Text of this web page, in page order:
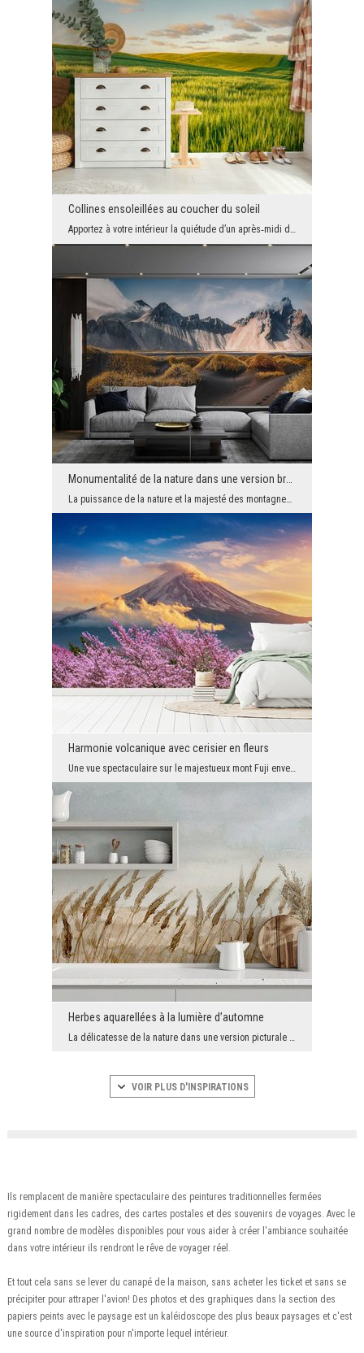
Collines ensoleillées au coucher du soleil
Apportez à votre intérieur la quiétude d’un après‑midi d’été : une fresque murale représentant de...
La puissance de la nature et la majesté des montagnes réunies sur un seul mur. Ce papier peint av...
Harmonie volcanique avec cerisier en fleurs
Une vue spectaculaire sur le majestueux mont Fuji enveloppé de brume et de nuages, rehaussée par ...
Herbes aquarellées à la lumière d’automne
La délicatesse de la nature dans une version picturale subtile. La fresque murale illustre des he...
VOIR PLUS D'INSPIRATIONS
Ils remplacent de manière spectaculaire des peintures traditionnelles fermées
rigidement dans les cadres, des cartes postales et des souvenirs de voyages. Avec le
grand nombre de modèles disponibles pour vous aider à créer l'ambiance souhaitée
dans votre intérieur ils rendront le rêve de voyager réel.
Et tout cela sans se lever du canapé de la maison, sans acheter les ticket et sans se
précipiter pour attraper l'avion! Des photos et des graphiques dans la section des
papiers peints avec le paysage est un kaléidoscope des plus beaux paysages et c'est
une source d'inspiration pour n'importe lequel intérieur.